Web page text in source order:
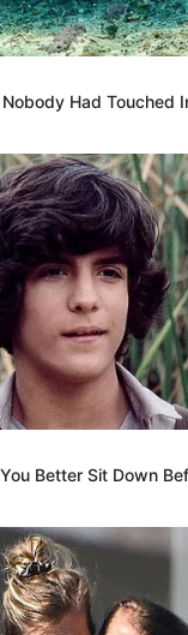
si merah
(foto: pexels/monicore)
merah muda
ada
besi, potasium,
Had Touched
Better Sit Down